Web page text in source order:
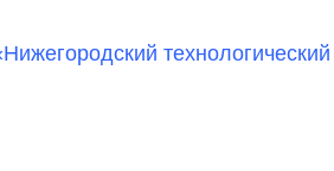
технологический